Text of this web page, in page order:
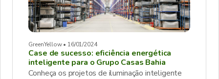
GreenYellow • 16/01/2024
Case de sucesso: eficiência energética
inteligente para o Grupo Casas Bahia
Conheça os projetos de iluminação inteligente